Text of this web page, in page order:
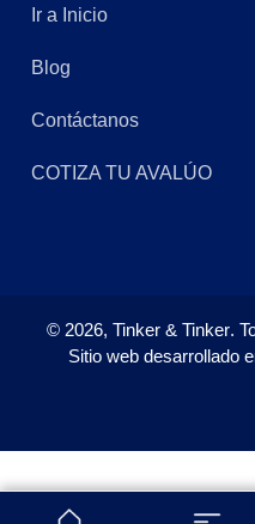
Ir a Inicio
Blog
Contáctanos
COTIZA TU AVALÚO
© 2026, Tinker & Tinker.
Sitio web desarrollado